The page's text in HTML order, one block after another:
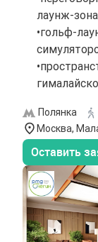
лаунж-
•гольф-
Полянка
Москва,
Оставить